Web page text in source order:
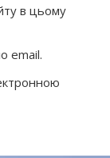
в цьому
email.